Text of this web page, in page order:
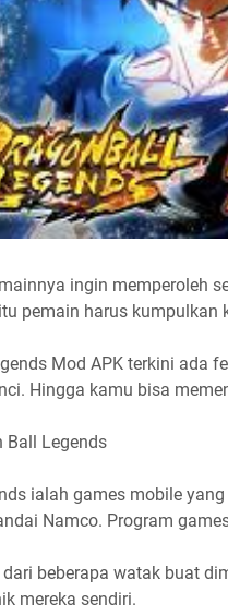
ingin memperoleh
pemain harus kumpulkan
Mod APK terkini ada
Hingga kamu bisa
Ball Legends
ialah games mobile
Namco. Program
beberapa watak buat
mereka sendiri.